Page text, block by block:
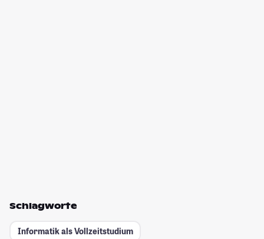
Schlagworte
Informatik als Vollzeitstudium